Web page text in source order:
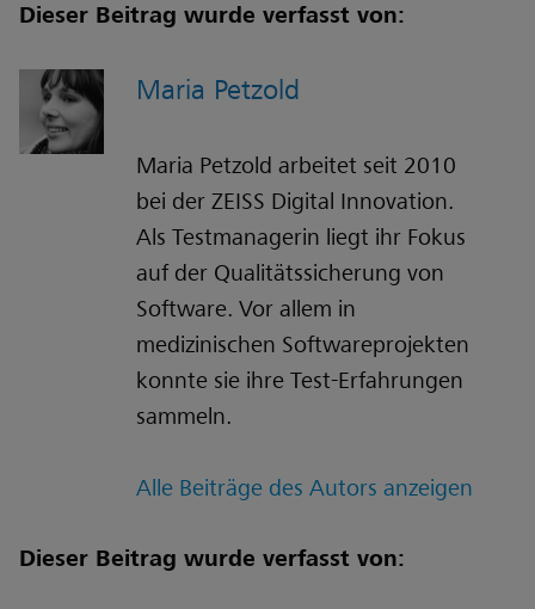
Dieser Beitrag wurde verfasst von:
Maria Petzold
Maria Petzold arbeitet seit 2010
bei der ZEISS Digital Innovation.
Als Testmanagerin liegt ihr Fokus
auf der Qualitätssicherung von
Software. Vor allem in
medizinischen Softwareprojekten
konnte sie ihre Test-Erfahrungen
sammeln.
Alle Beiträge des Autors anzeigen
Dieser Beitrag wurde verfasst von: